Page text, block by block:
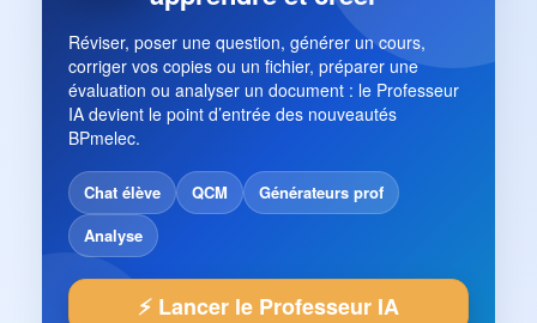
Réviser, poser une question, générer un cours,
corriger vos copies ou un fichier, préparer une
évaluation ou analyser un document : le Professeur
IA devient le point d’entrée des nouveautés
BPmelec.
Chat élève QCM
Générateurs prof
Analyse
⚡ Lancer le Professeur IA